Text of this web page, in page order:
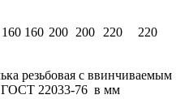
160 160 200 200 220 220
резьбовая с ввинчиваемым
ГОСТ 22033-76 в мм